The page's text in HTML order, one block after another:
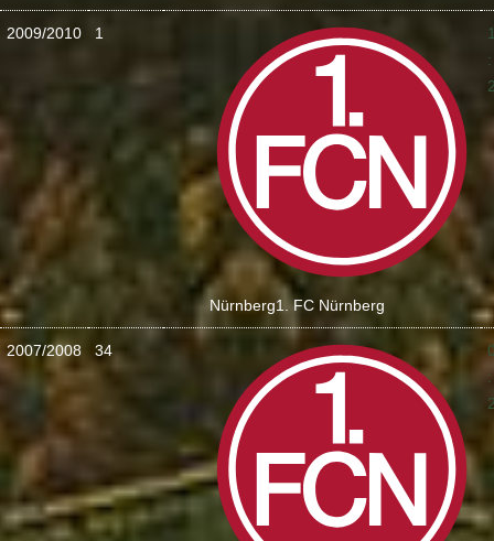
2009/2010 1
Nürnberg1. FC Nürnberg
:
2007/2008 34
: